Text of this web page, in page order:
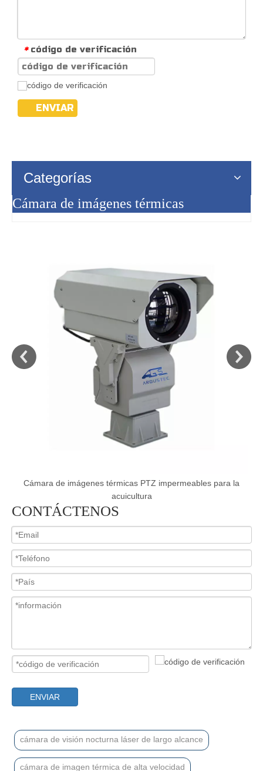
* código de verificación
ENVIAR
Categorías
Cámara de imágenes térmicas
Cámara de imágenes térmicas PTZ impermeables para la
acuicultura
CONTÁCTENOS
ENVIAR
cámara de visión nocturna láser de largo alcance
cámara de imagen térmica de alta velocidad